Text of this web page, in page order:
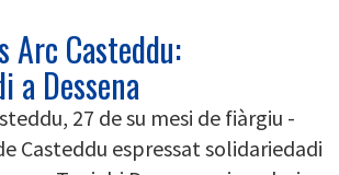
Arc Casteddu:
a Dessena
27 de su mesi de fiàrgiu -
Casteddu espressat solidariedadi